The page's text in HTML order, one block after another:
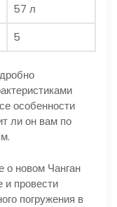
57 л
5
особенности
ли он вам по
о новом Чанган
и провести
погружения в